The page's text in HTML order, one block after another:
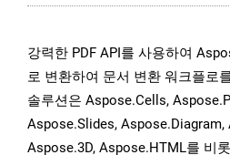
강력한 PDF API를 사용하여
로 변환하여 문서 변환 워크플로
솔루션은 Aspose.Cells,
Aspose.Slides, Aspose.Diagram,
Aspose.3D, Aspose.HTML를 비